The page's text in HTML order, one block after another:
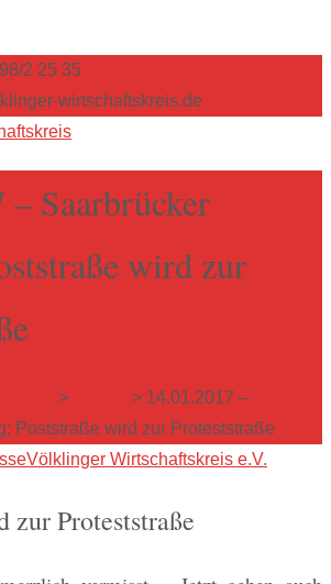
2 25 35
wirtschaftskreis.de
– Saarbrücker
wird zur
> > 14.01.2017 –
Poststraße wird zur Proteststraße
Völklinger Wirtschaftskreis e.V.
zur Proteststraße